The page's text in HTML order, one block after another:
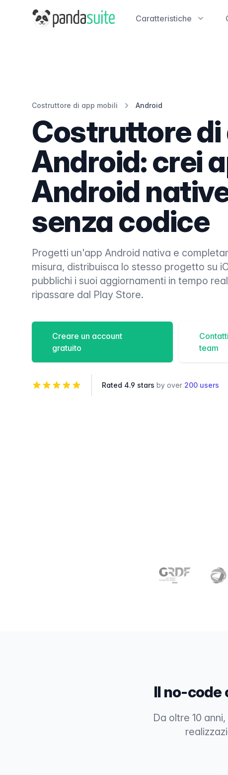
PandaSuite Caratteristiche
Costruttore di app mobili Android
Costruttore di
Android: crei
Android
senza codice
Progetti un'app Android nativa e
misura, distribuisca lo stesso progetto su
pubblichi i suoi aggiornamenti in tempo
ripassare dal Play Store.
Creare un account
gratuito
team
Rated 4.9 stars by over 200 users
Il no-code
Da oltre 10